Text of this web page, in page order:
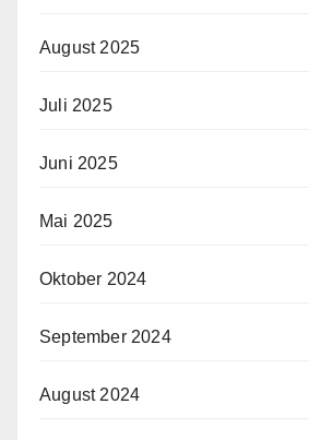
August 2025
Juli 2025
Juni 2025
Mai 2025
Oktober 2024
September 2024
August 2024